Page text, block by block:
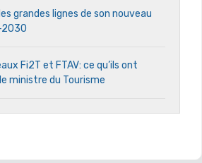
grandes lignes de son nouveau
Fi2T et FTAV: ce qu’ils ont
ministre du Tourisme